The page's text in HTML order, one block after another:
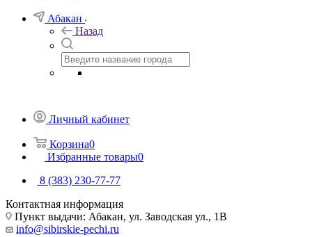
Абакан
Назад
Личный кабинет
Корзина0
Избранные товары0
8 (383) 230-77-77
Контактная информация
Пункт выдачи: Абакан, ул. Заводская ул., 1В
info@sibirskie-pechi.ru